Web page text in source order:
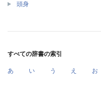
頭身
すべての辞書の索引
あ い う え お